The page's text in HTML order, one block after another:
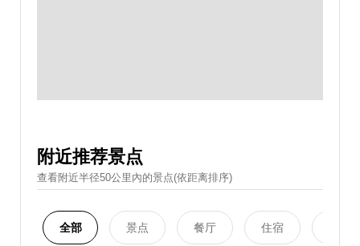
附近推荐景点
查看附近半径50公里內的景点(依距离排序)
全部 景点 餐厅 住宿